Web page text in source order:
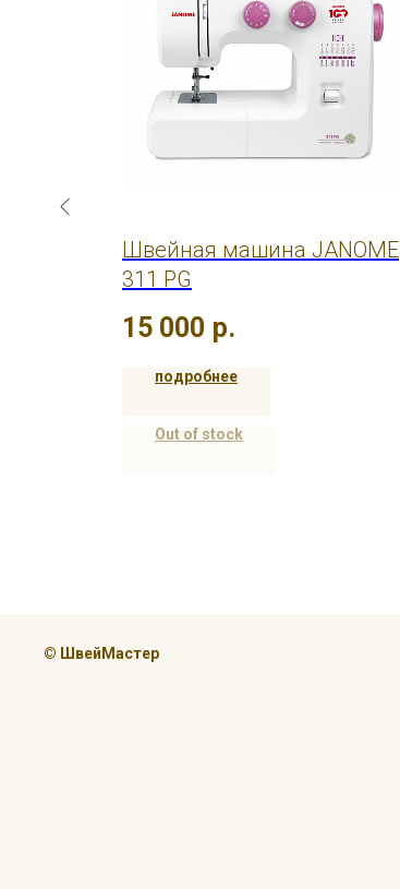
Швейная машина JANOME
311 PG
15 000 р.
подробнее
Out of stock
© ШвейМастер